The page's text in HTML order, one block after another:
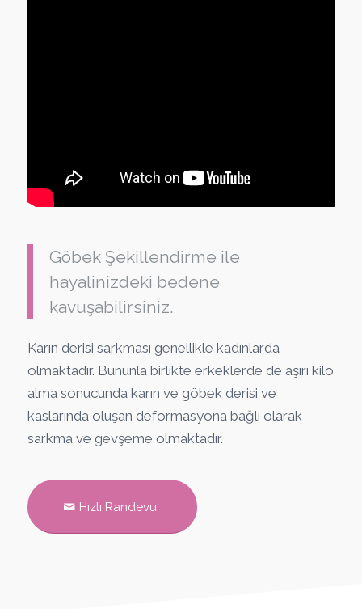
Göbek Şekillendirme ile
hayalinizdeki bedene
kavuşabilirsiniz.
Karın derisi sarkması genellikle kadınlarda
olmaktadır. Bununla birlikte erkeklerde de aşırı kilo
alma sonucunda karın ve göbek derisi ve
kaslarında oluşan deformasyona bağlı olarak
sarkma ve gevşeme olmaktadır.
Hızlı Randevu